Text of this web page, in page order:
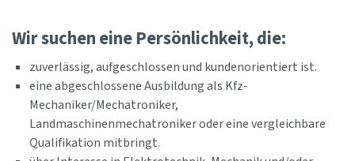
Wir suchen eine Persönlichkeit, die:
zuverlässig, aufgeschlossen und kundenorientiert ist.
eine abgeschlossene Ausbildung als Kfz-
Mechaniker/Mechatroniker,
Landmaschinenmechatroniker oder eine vergleichbare
Qualifikation mitbringt.